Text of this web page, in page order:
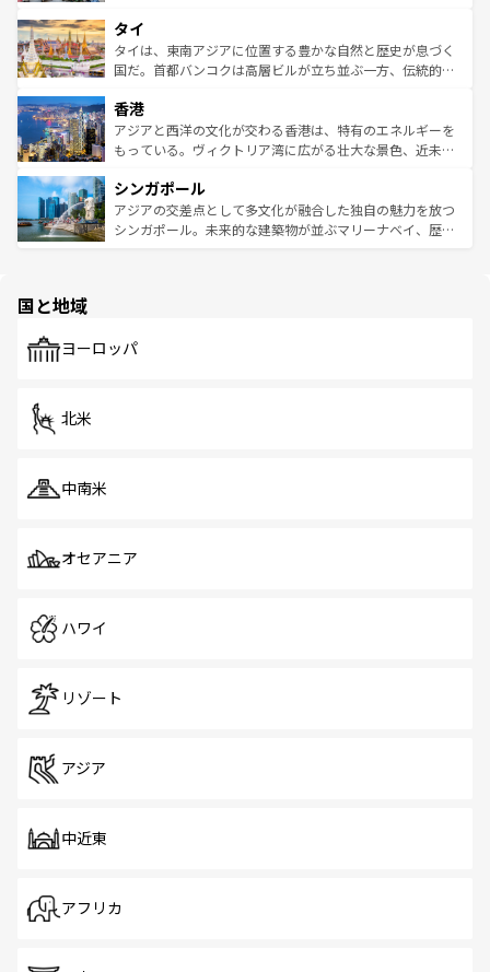
リティに包まれながら、韓国の多彩な魅力を心ゆくまで味
わってみてほしい。 なお、新着の韓国情報はコンテンツ一
覧を参照してほしい。
急速な発展と共に伝統が息づく。ハノイの古い町並みやホ
ーチミン市のフランス統治時代の建物も、独特の雰囲気を
醸し出している。また、バラエティの豊かさとおいしさで
とつ。フォーやバインミー、ベトナムコーヒーなどは、ぜ
ひ現地で味わいたい。どの地域を訪れてもあたたかい人々
が旅行者を迎えてくれるので、きっと忘れられない旅にな
参照してほしい。
タイ
タイは、東南アジアに位置する豊かな自然と歴史が息づく
国だ。首都バンコクは高層ビルが立ち並ぶ一方、伝統的な
の活気が交差している。北部ではチェンマイなどの山岳地
帯で自然と触れ合い、南部ではプーケットやクラビの美し
いビーチでリゾート気分を楽しむことができる。タイ料理
激する。気候は一年中温暖で、どの季節にも異なる楽しみ
が待っている。親しみやすいタイの人々、仏教を中心とし
た文化、そして多様な観光資源が、訪れる旅人を魅了し続
香港
アジアと西洋の文化が交わる香港は、特有のエネルギーを
もっている。ヴィクトリア湾に広がる壮大な景色、近未来
み、どこを訪れても感動するはず。観光スポットが密集し
ており、効率よく見どころを回れるのも魅力。息をのむよ
うな絶景から文化的な体験まで、香港を存分に楽しみ尽く
シンガポール
アジアの交差点として多文化が融合した独自の魅力を放つ
シンガポール。未来的な建築物が並ぶマリーナベイ、歴史
で、ホーカーズは地元の風情を楽しめる外せないスポット
国と地域
ヨーロッパ
北米
中南米
オセアニア
ハワイ
リゾート
アジア
中近東
アフリカ